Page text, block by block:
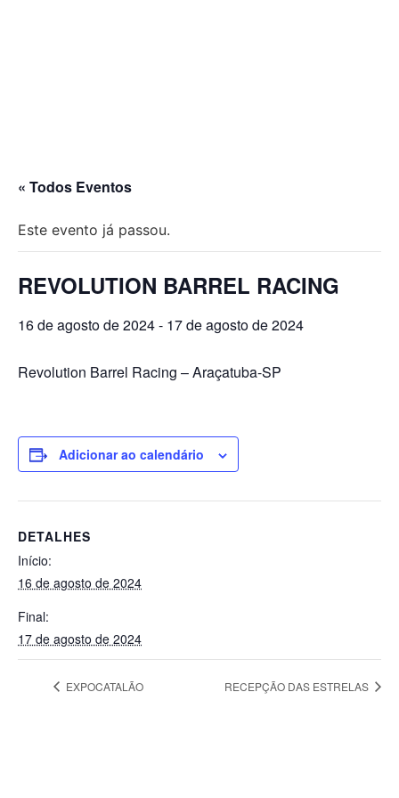
« Todos Eventos
Este evento já passou.
REVOLUTION BARREL RACING
16 de agosto de 2024- 17 de agosto de 2024
Revolution Barrel Racing – Araçatuba-SP
Adicionar ao calendário
DETALHES
Início:
16 de agosto de 2024
Final:
17 de agosto de 2024
EXPOCATALÃO RECEPÇÃO DAS ESTRELAS